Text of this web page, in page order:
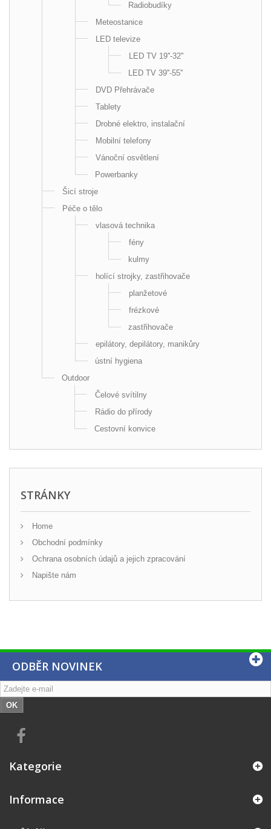
Radiobudíky
Meteostanice
LED televize
LED TV 19''-32''
LED TV 39''-55''
DVD Přehrávače
Tablety
Drobné elektro, instalační
Mobilní telefony
Vánoční osvětlení
Powerbanky
Šicí stroje
Péče o tělo
vlasová technika
fény
kulmy
holící strojky, zastřihovače
planžetové
frézkové
zastřihovače
epilátory, depilátory, manikůry
ústní hygiena
Outdoor
Čelové svítilny
Rádio do přírody
Cestovní konvice
STRÁNKY
Home
Obchodní podmínky
Ochrana osobních údajů a jejich zpracování
Napište nám
ODBĚR NOVINEK
OK
Kategorie
Informace